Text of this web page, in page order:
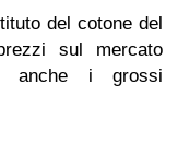
del cotone del
sul mercato
anche i grossi